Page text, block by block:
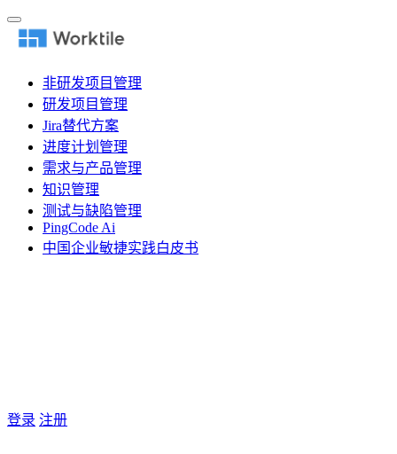
非研发项目管理
研发项目管理
Jira替代方案
进度计划管理
需求与产品管理
知识管理
测试与缺陷管理
PingCode Ai
中国企业敏捷实践白皮书
登录 注册